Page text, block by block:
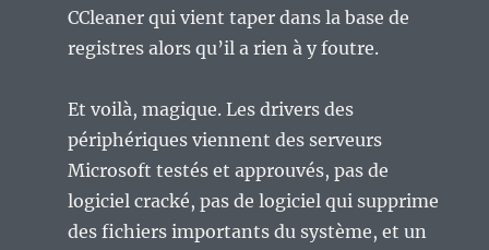
CCleaner qui vient taper dans la base de
registres alors qu’il a rien à y foutre.
Et voilà, magique. Les drivers des
périphériques viennent des serveurs
Microsoft testés et approuvés, pas de
logiciel cracké, pas de logiciel qui supprime
des fichiers importants du système, et un